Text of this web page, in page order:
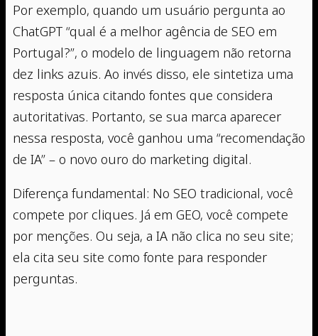
Por exemplo, quando um usuário pergunta ao
ChatGPT “qual é a melhor agência de SEO em
Portugal?”, o modelo de linguagem não retorna
dez links azuis. Ao invés disso, ele sintetiza uma
resposta única citando fontes que considera
autoritativas. Portanto, se sua marca aparecer
nessa resposta, você ganhou uma “recomendação
de IA” – o novo ouro do marketing digital.
Diferença fundamental: No SEO tradicional, você
compete por cliques. Já em GEO, você compete
por menções. Ou seja, a IA não clica no seu site;
ela cita seu site como fonte para responder
perguntas.